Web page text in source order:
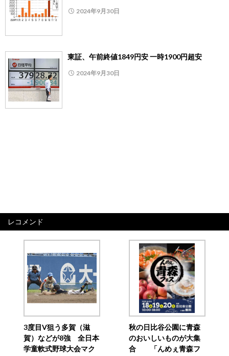
2024年9月30日
東証、午前終値1849円安 一時1900円超安
2024年9月30日
レコメンド
3度目V狙う多賀（滋
賀）などが8強 全日本
学童軟式野球大会マク
秋の日比谷公園に青森
のおいしいものが大集
合 「んめぇ青森フ